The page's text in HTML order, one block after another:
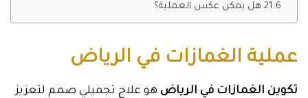
هل يمكن عكس العملية؟
عملية الغمازات في الرياض
تكوين الغمازات في الرياض هو علاج تجميلي صمم لتعزيز